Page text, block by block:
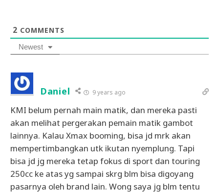
2 COMMENTS
Newest
Daniel 9 years ago
KMI belum pernah main matik, dan mereka pasti
akan melihat pergerakan pemain matik gambot
lainnya. Kalau Xmax booming, bisa jd mrk akan
mempertimbangkan utk ikutan nyemplung. Tapi
bisa jd jg mereka tetap fokus di sport dan touring
250cc ke atas yg sampai skrg blm bisa digoyang
pasarnya oleh brand lain. Wong saya jg blm tentu